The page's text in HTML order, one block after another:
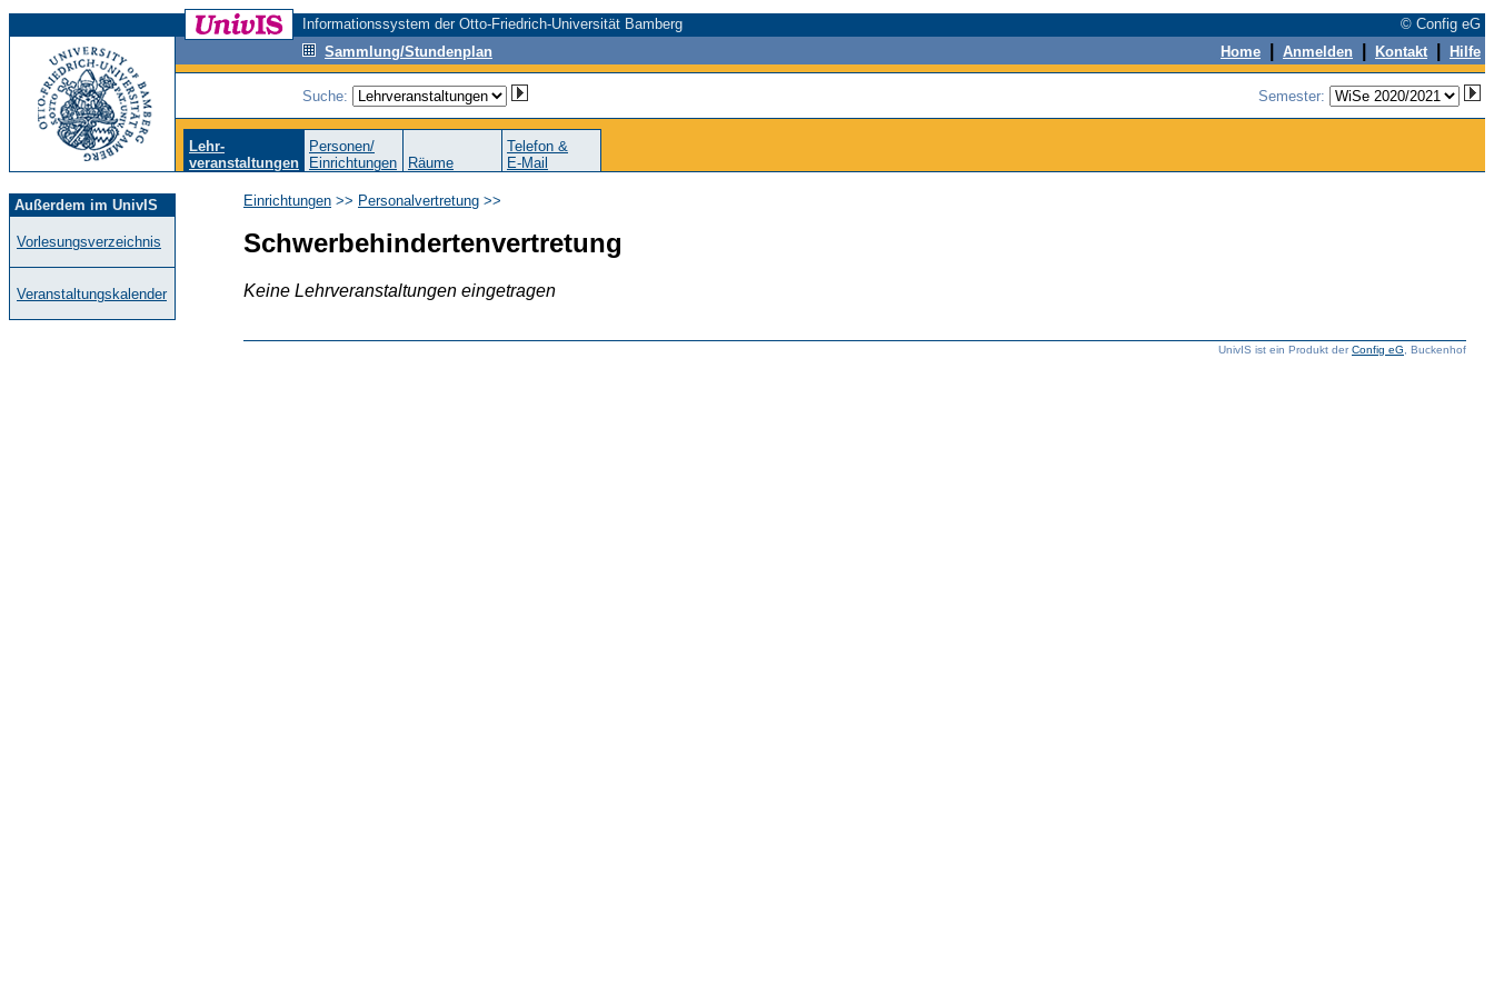
Informationssystem der Otto-Friedrich-Universität Bamberg
© Config eG
Sammlung/Stundenplan
Home Anmelden Kontakt Hilfe
Suche: Semester:
Lehr-
veranstaltungen
Personen/
Einrichtungen
Räume
Telefon &
E-Mail
Außerdem im UnivIS
Vorlesungsverzeichnis
Veranstaltungskalender
Einrichtungen >> Personalvertretung >>
Schwerbehindertenvertretung
Keine Lehrveranstaltungen eingetragen
UnivIS ist ein Produkt derConfig eG , Buckenhof